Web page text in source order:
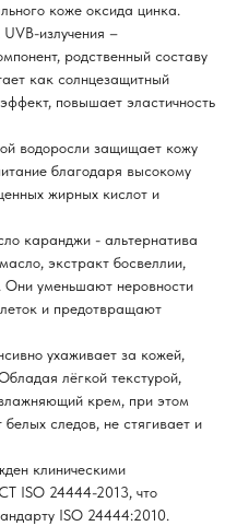
коже оксида цинка.
излучения –
родственный составу
как солнцезащитный
повышает эластичность
водоросли защищает кожу
благодаря высокому
жирных кислот и
каранджи - альтернатива
экстракт босвеллии,
Они уменьшают неровности
и предотвращают
ухаживает за кожей,
лёгкой текстурой,
крем, при этом
следов, не стягивает и
клиническими
ISO 24444-2013, что
ISO 24444:2010.